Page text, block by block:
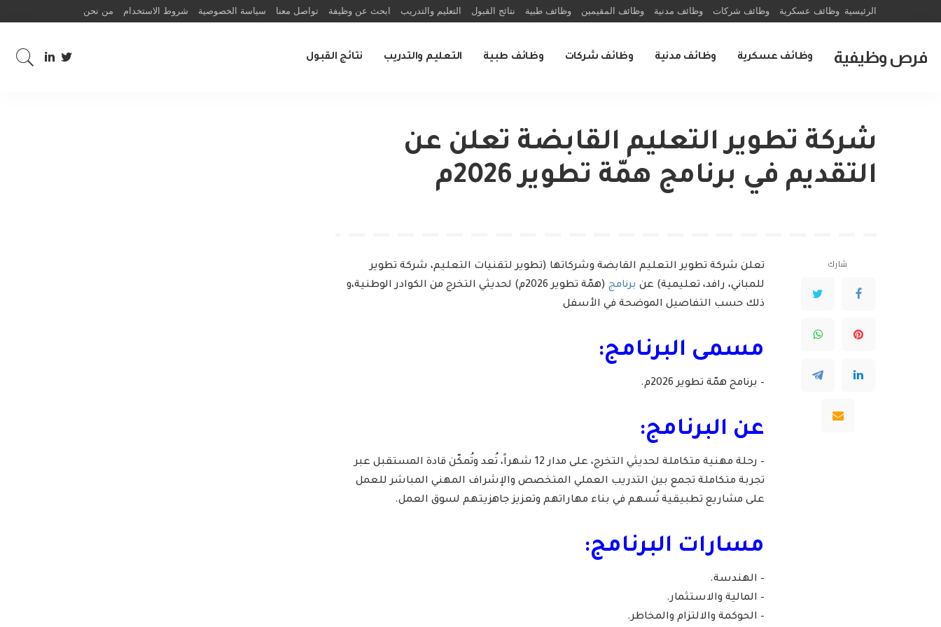
الرئيسية وظائف عسكرية وظائف شركات وظائف مدنية وظائف المقيمين وظائف طبية نتائج القبول التعليم والتدريب ابحث عن وظيفة تواصل معنا سياسة الخصوصية شروط الاستخدام من نحن
فرص وظيفية وظائف عسكرية وظائف مدنية وظائف شركات وظائف طبية التعليم والتدريب نتائج القبول
شركة تطوير التعليم القابضة تعلن عن
التقديم في برنامج همّة تطوير 2026م
شارك
تعلن شركة تطوير التعليم القابضة وشركاتها (تطوير لتقنيات التعليم، شركة تطوير
للمباني، رافد، تعليمية) عن برنامج
(همّة تطوير 2026م) لحديثي التخرج من الكوادر الوطنية،و
ذلك حسب التفاصيل الموضحة في الأسفل
مسمى البرنامج:
– برنامج همّة تطوير 2026م.
عن البرنامج:
– رحلة مهنية متكاملة لحديثي التخرج، على مدار 12 شهراً، تُعد وتُمكّن قادة المستقبل عبر
تجربة متكاملة تجمع بين التدريب العملي المتخصص والإشراف المهني المباشر للعمل
على مشاريع تطبيقية تُسهم في بناء مهاراتهم وتعزيز جاهزيتهم لسوق العمل.
مسارات البرنامج:
– الهندسة.
– المالية والاستثمار.
– الحوكمة والالتزام والمخاطر.